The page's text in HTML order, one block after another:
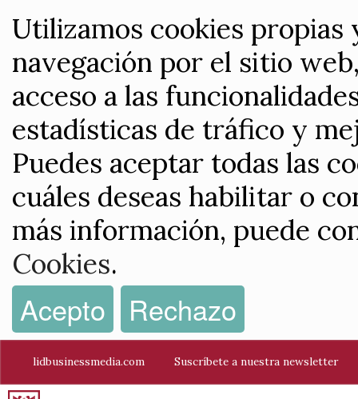
Utilizamos cookies
navegación por el sitio
acceso a las
estadísticas de tráfico y
Puedes aceptar todas las
cuáles deseas habilitar o
más información, puede
Cookies.
Acepto Rechazo
lidbusinessmedia.com Suscríbete a nuestra newsletter